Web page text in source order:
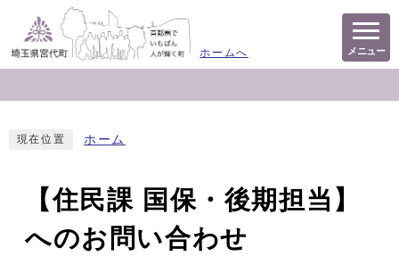
ホームへ メニュー
現在位置 ホーム
【住民課 国保・後期担当】
へのお問い合わせ